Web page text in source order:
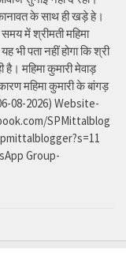
के साथ ही खड़े हे।
में श्रीमती महिमा
भी पता नहीं होगा कि श्री
महिमा कुमारी मेवाड़
महिमा कुमारी के बांगड़
08-2026) Website-
SPMittalblog
Group-